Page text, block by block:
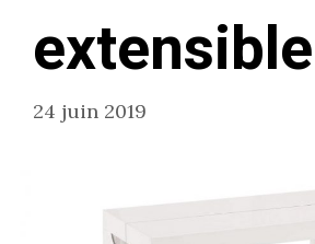
24 juin 2019